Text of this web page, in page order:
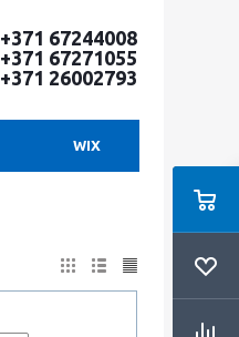
+371 67244008
+371 67271055
+371 26002793
WIX